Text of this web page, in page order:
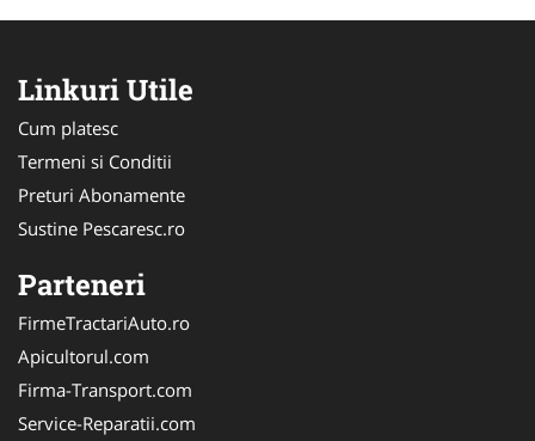
Linkuri Utile
Cum platesc
Termeni si Conditii
Preturi Abonamente
Sustine Pescaresc.ro
Parteneri
FirmeTractariAuto.ro
Apicultorul.com
Firma-Transport.com
Service-Reparatii.com